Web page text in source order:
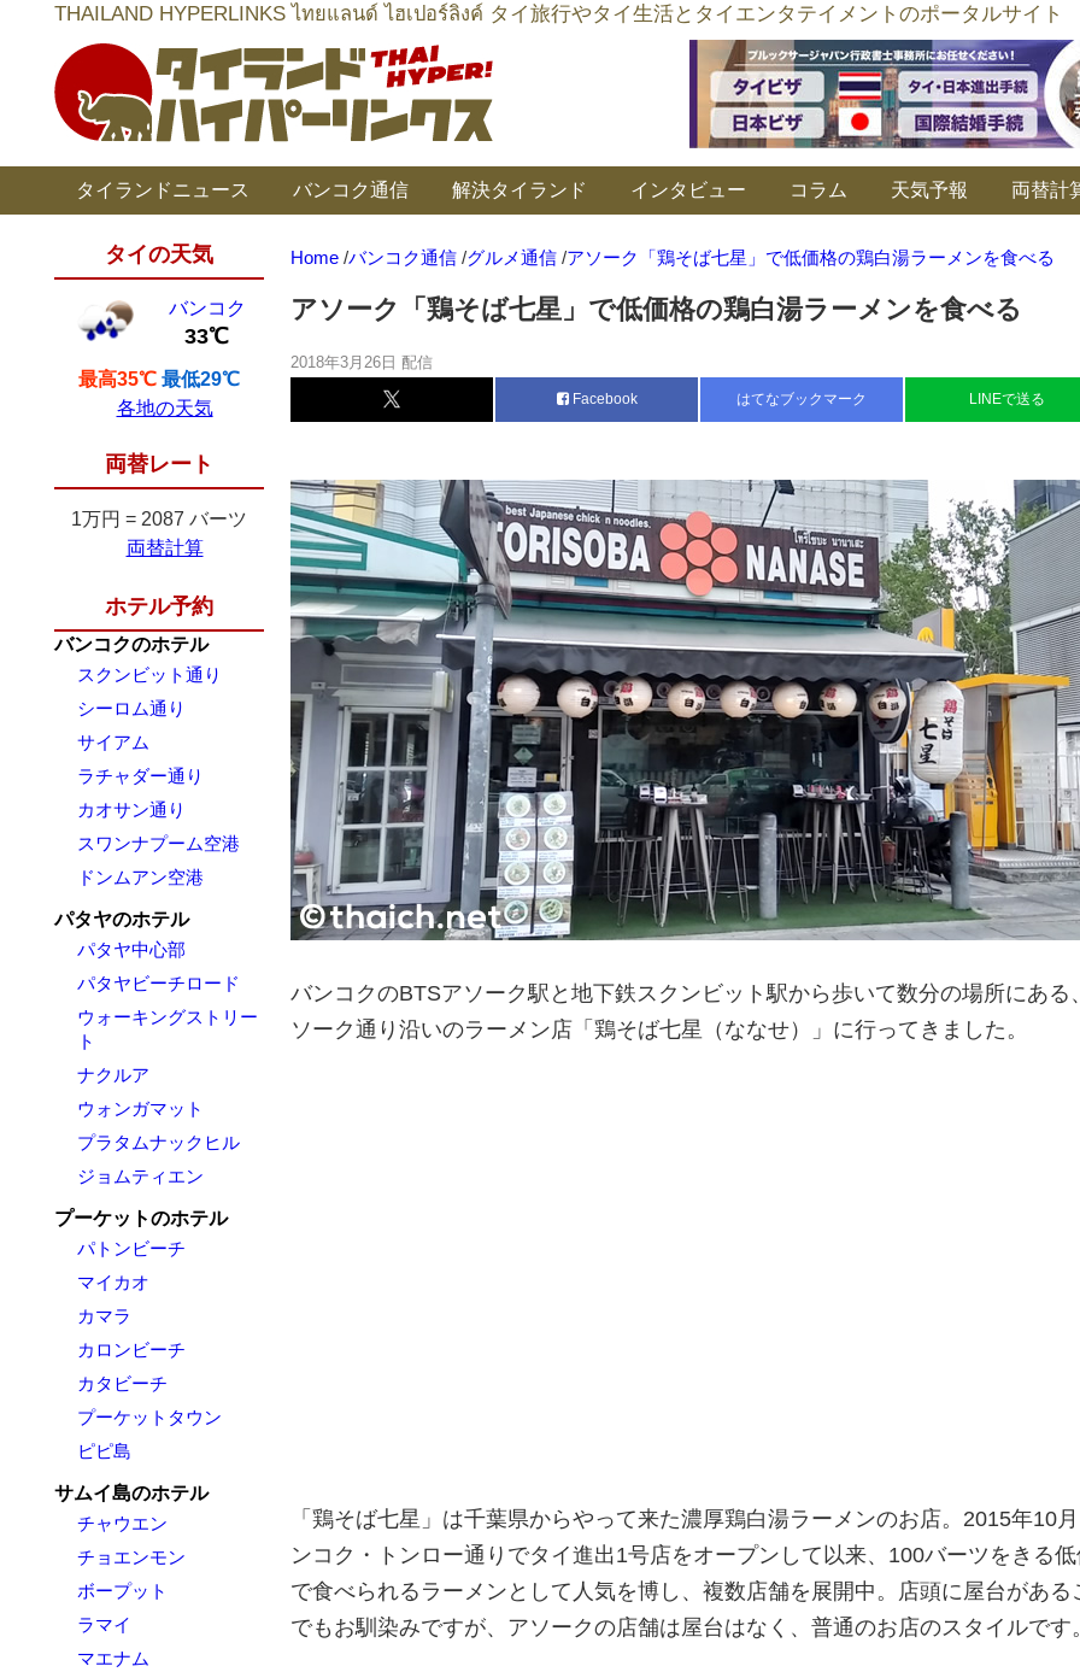
THAILAND HYPERLINKS ไทยแลนด์ ไฮเปอร์ลิงค์ タイ旅行やタイ生活とタイエンタテイメントのポータルサイト
タイランドニュース バンコク通信 解決タイランド インタビュー コラム 天気予報 両替計
タイの天気
バンコク
33℃
最高35℃ 最低29℃
各地の天気
両替レート
1万円 = 2087 バーツ
両替計算
ホテル予約
バンコクのホテル
スクンビット通り
シーロム通り
サイアム
ラチャダー通り
カオサン通り
スワンナプーム空港
ドンムアン空港
パタヤのホテル
パタヤ中心部
パタヤビーチロード
ウォーキングストリー
ト
ナクルア
ウォンガマット
プラタムナックヒル
ジョムティエン
プーケットのホテル
パトンビーチ
マイカオ
カマラ
カロンビーチ
カタビーチ
プーケットタウン
ピピ島
サムイ島のホテル
チャウエン
チョエンモン
ボープット
ラマイ
マエナム
Home /バンコク通信 /グルメ通信 /アソーク「鶏そば七星」で低価格の鶏白湯ラーメンを食べる
アソーク「鶏そば七星」で低価格の鶏白湯ラーメンを食べる
2018年3月26日 配信
Facebook はてなブックマーク LINEで送る
バンコクのBTSアソーク駅と地下鉄スクンビット駅から歩いて数分の場所にある
ソーク通り沿いのラーメン店「鶏そば七星（ななせ）」に行ってきました。
「鶏そば七星」は千葉県からやって来た濃厚鶏白湯ラーメンのお店。2015年10
ンコク・トンロー通りでタイ進出1号店をオープンして以来、100バーツをきる
で食べられるラーメンとして人気を博し、複数店舗を展開中。店頭に屋台がある
でもお馴染みですが、アソークの店舗は屋台はなく、普通のお店のスタイルです